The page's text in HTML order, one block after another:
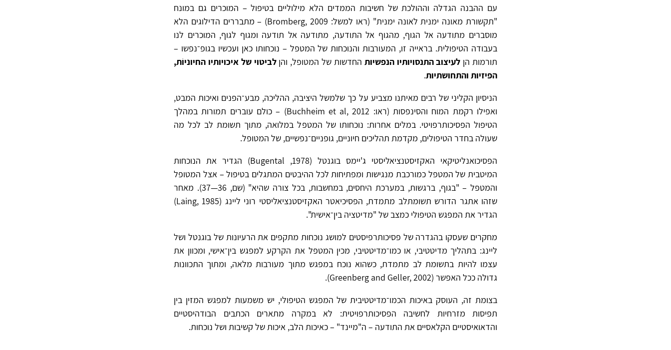
עם ההבנה הגדלה וההולכת של חשיבות הממדים הלא מילוליים בטיפול – המוכרים גם במונח
"תקשורת מאונה ימנית לאונה ימנית" (ראו למשל: Bromberg, 2009) – מתבררים הדילוגים הלא
מוסברים מתודעה אל הגוף, מהגוף אל התודעה, מתודעה אל תודעה ומגוף לגוף, המוכרים לנו
בעבודה הטיפולית. בראייה זו, המעורבות והנוכחות של המטפל – נוכחותו כאן ועכשיו בגופ־נפשו –
תורמות הן לעיצוב התנסויותיו הנפשיות החדשות של המטופל, והןלביטוי של איכויותיו החיוניוֹת,
הפיזיות והתחושתיות.
הניסיון הקליני של רבים מאיתנו מצביע על כך שלמשל היציבה, ההליכה, מבע־הפנים ואיכות המבט,
ואפילו רקמת המוח והסינפסות (ראו: Buchheim et al, 2012) – כולם עוברים תמורות במהלך
הטיפול הפסיכותרפויטי. במלים אחרות: נוכחותו של המטפל במלואה, מתוך תשומת לב לכל מה
שעולה בחדר הטיפולים, מקדמת תהליכים חיוניים, גופניים־נפשיים, של המטופל.
הפסיכואנליטיקאי האקזיסטנציאליסטי ג'יימס בוגנטל (1978, Bugental) הגדיר את הנוכחות
המיטבית של המטפל כמורכבת מנגישות ומפתיחות לכל ההיבטים המתגלים בטיפול – אצל המטופל
והמטפל – "בגוף, ברגשות, במערכת היחסים, במחשבות, בכל צורה שהיא" (שם, 36—37). מאחר
שזהו אתגר הדורש תשומתלב מתמדת, הפסיכיאטר האקזיסטנציאליסטי רוני ליינג (1985 ,Laing)
הגדיר את המפגש הטיפולי כמצב של "מדיטציה בין־אישית".
מחקרים שעסקו בהגדרה של פסיכותרפיסטים למושג נוכחות מתקפים את הרעיונות של בוגנטל ושל
ליינג: בתהליך מדיטטיבי, או כמו־מדיטטיבי, מכין המטפל את הקרקע למפגש בין־אישי, ומכוון את
עצמו להיות בתשומת לב מתמדת, כשהוא נוכח במפגש מתוך מעורבות מלאה, ומתוך התכוונות
גדולה ככל האפשר (Greenberg and Geller, 2002).
בצומת זה, העוסק באיכות הכמו־מדיטטיבית של המפגש הטיפולי, יש משמעות למפגש המזין בין
תפיסות מזרחיות לחשיבה הפסיכותרפויטית: לא במקרה מתארים הכתבים הבודהיסטיים
והדאואיסטיים הקלאסיים את התודעה – ה"מיינד" – כאיכות הלב, איכות של קשיבות ושל נוכחות.